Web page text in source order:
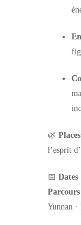
🌿
l’esprit
📅Dates
Yunnan ·